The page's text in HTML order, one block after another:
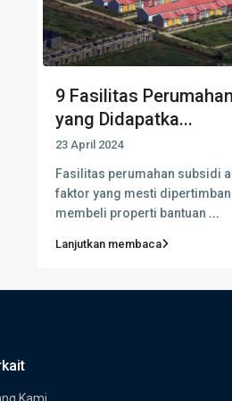
9 Fasilitas
yang Didapatka...
23 April 2024
Fasilitas perumahan subsidi
faktor yang mesti
membeli properti bantuan ...
Lanjutkan membaca